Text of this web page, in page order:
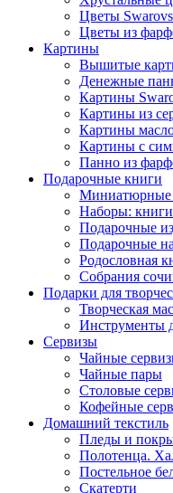
Цветы
Цветы из
Картины
Вышитые
Денежные
Картины
Картины из
Картины
Картины с
Панно из
Подарочные книги
Миниатюрные
Наборы:
Подарочные
Подарочные
Родословная
Собрания
Подарки для
Творческая
Инструменты
Cервизы
Чайные
Чайные пары
Столовые
Кофейные
Домашний текстиль
Пледы и
Полотенца.
Постельное
Скатерти